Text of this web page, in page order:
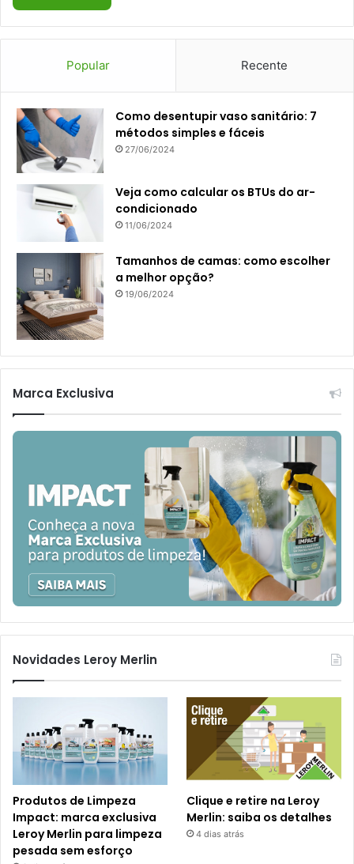
Popular Recente
Como desentupir vaso sanitário: 7
métodos simples e fáceis
27/06/2024
Veja como calcular os BTUs do ar-
condicionado
11/06/2024
Tamanhos de camas: como escolher
a melhor opção?
19/06/2024
Marca Exclusiva
Novidades Leroy Merlin
Produtos de Limpeza
Impact: marca exclusiva
Leroy Merlin para limpeza
pesada sem esforço
Clique e retire na Leroy
Merlin: saiba os detalhes
4 dias atrás